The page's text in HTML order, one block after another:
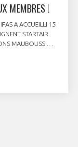
MEMBRES !
A ACCUEILLI 15
STARTAIR.
MAUBOUSSIN,
UNLIMITED,